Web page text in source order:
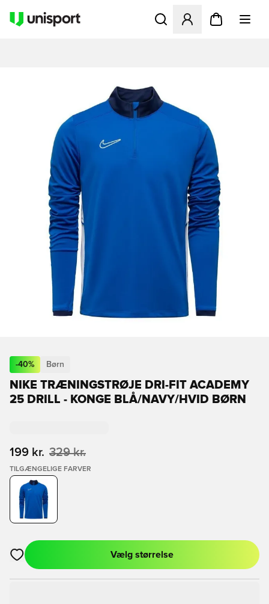
Åbner en Modal til at
-40% Børn
NIKE TRÆNINGSTRØJE DRI-FIT ACADEMY
25 DRILL - KONGE BLÅ/NAVY/HVID BØRN
199 kr. 329 kr.
TILGÆNGELIGE FARVER
Åbner en Modal til at logge ind eller tilmelde dig som medlem
Vælg størrelse